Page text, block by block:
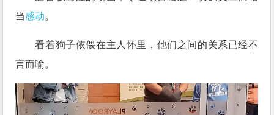
当感动。
看着狗子依偎在主人怀里，他们之间的关系已经不
言而喻。